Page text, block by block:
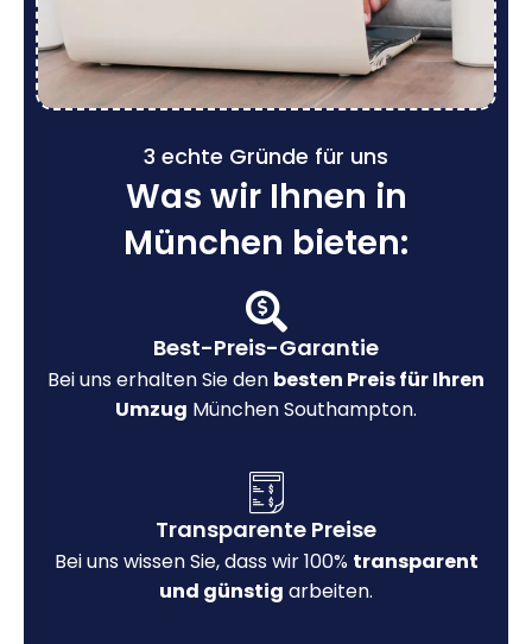
3 echte Gründe für uns
Was wir Ihnen in
München bieten:
Best-Preis-Garantie
Bei uns erhalten Sie den besten Preis für Ihren
Umzug München Southampton.
Transparente Preise
Bei uns wissen Sie, dass wir 100% transparent
und günstig arbeiten.